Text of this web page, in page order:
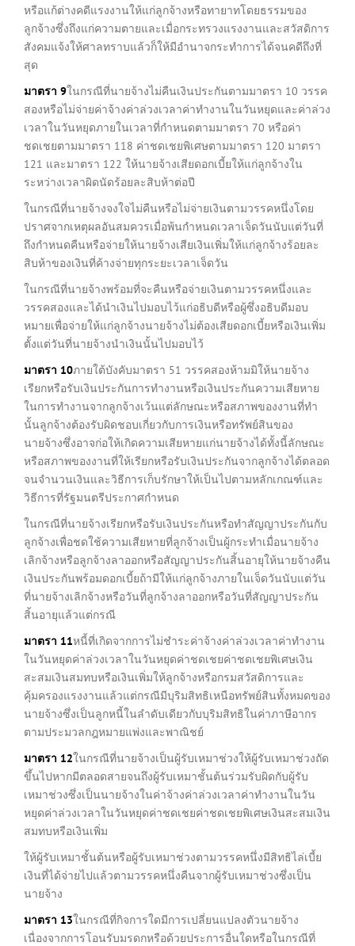
หรือแก้ต่างคดีแรงงานให้แก่ลูกจ้างหรือทายาทโดยธรรมของ
ลูกจ้างซึ่งถึงแก่ความตายและเมื่อกระทรวงแรงงานและสวัสดิการ
สังคมแจ้งให้ศาลทราบแล้วก็ให้มีอำนาจกระทำการได้จนคดีถึงที่
สุด
มาตรา 9ในกรณีที่นายจ้างไม่คืนเงินประกันตามมาตรา 10 วรรค
สองหรือไม่จ่ายค่าจ้างค่าล่วงเวลาค่าทำงานในวันหยุดและค่าล่วง
เวลาในวันหยุดภายในเวลาที่กำหนดตามมาตรา 70 หรือค่า
ชดเชยตามมาตรา 118 ค่าชดเชยพิเศษตามมาตรา 120 มาตรา
121 และมาตรา 122 ให้นายจ้างเสียดอกเบี้ยให้แก่ลูกจ้างใน
ระหว่างเวลาผิดนัดร้อยละสิบห้าต่อปี
ในกรณีที่นายจ้างจงใจไม่คืนหรือไม่จ่ายเงินตามวรรคหนึ่งโดย
ปราศจากเหตุผลอันสมควรเมื่อพ้นกำหนดเวลาเจ็ดวันนับแต่วันที่
ถึงกำหนดคืนหรือจ่ายให้นายจ้างเสียเงินเพิ่มให้แก่ลูกจ้างร้อยละ
สิบห้าของเงินที่ค้างจ่ายทุกระยะเวลาเจ็ดวัน
ในกรณีที่นายจ้างพร้อมที่จะคืนหรือจ่ายเงินตามวรรคหนึ่งและ
วรรคสองและได้นำเงินไปมอบไว้แก่อธิบดีหรือผู้ซึ่งอธิบดีมอบ
หมายเพื่อจ่ายให้แก่ลูกจ้างนายจ้างไม่ต้องเสียดอกเบี้ยหรือเงินเพิ่ม
ตั้งแต่วันที่นายจ้างนำเงินนั้นไปมอบไว้
มาตรา 10ภายใต้บังคับมาตรา 51 วรรคสองห้ามมิให้นายจ้าง
เรียกหรือรับเงินประกันการทำงานหรือเงินประกันความเสียหาย
ในการทำงานจากลูกจ้างเว้นแต่ลักษณะหรือสภาพของงานที่ทำ
นั้นลูกจ้างต้องรับผิดชอบเกี่ยวกับการเงินหรือทรัพย์สินของ
นายจ้างซึ่งอาจก่อให้เกิดความเสียหายแก่นายจ้างได้ทั้งนี้ลักษณะ
หรือสภาพของงานที่ให้เรียกหรือรับเงินประกันจากลูกจ้างได้ตลอด
จนจำนวนเงินและวิธีการเก็บรักษาให้เป็นไปตามหลักเกณฑ์และ
วิธีการที่รัฐมนตรีประกาศกำหนด
ในกรณีที่นายจ้างเรียกหรือรับเงินประกันหรือทำสัญญาประกันกับ
ลูกจ้างเพื่อชดใช้ความเสียหายที่ลูกจ้างเป็นผู้กระทำเมื่อนายจ้าง
เลิกจ้างหรือลูกจ้างลาออกหรือสัญญาประกันสิ้นอายุให้นายจ้างคืน
เงินประกันพร้อมดอกเบี้ยถ้ามีให้แก่ลูกจ้างภายในเจ็ดวันนับแต่วัน
ที่นายจ้างเลิกจ้างหรือวันที่ลูกจ้างลาออกหรือวันที่สัญญาประกัน
สิ้นอายุแล้วแต่กรณี
มาตรา 11หนี้ที่เกิดจากการไม่ชำระค่าจ้างค่าล่วงเวลาค่าทำงาน
ในวันหยุดค่าล่วงเวลาในวันหยุดค่าชดเชยค่าชดเชยพิเศษเงิน
สะสมเงินสมทบหรือเงินเพิ่มให้ลูกจ้างหรือกรมสวัสดิการและ
คุ้มครองแรงงานแล้วแต่กรณีมีบุริมสิทธิเหนือทรัพย์สินทั้งหมดของ
นายจ้างซึ่งเป็นลูกหนี้ในลำดับเดียวกับบุริมสิทธิในค่าภาษีอากร
ตามประมวลกฎหมายแพ่งและพาณิชย์
มาตรา 12ในกรณีที่นายจ้างเป็นผู้รับเหมาช่วงให้ผู้รับเหมาช่วงถัด
ขึ้นไปหากมีตลอดสายจนถึงผู้รับเหมาชั้นต้นร่วมรับผิดกับผู้รับ
เหมาช่วงซึ่งเป็นนายจ้างในค่าจ้างค่าล่วงเวลาค่าทำงานในวัน
หยุดค่าล่วงเวลาในวันหยุดค่าชดเชยค่าชดเชยพิเศษเงินสะสมเงิน
สมทบหรือเงินเพิ่ม
ให้ผู้รับเหมาชั้นต้นหรือผู้รับเหมาช่วงตามวรรคหนึ่งมีสิทธิไล่เบี้ย
เงินที่ได้จ่ายไปแล้วตามวรรคหนึ่งคืนจากผู้รับเหมาช่วงซึ่งเป็น
นายจ้าง
มาตรา 13ในกรณีที่กิจการใดมีการเปลี่ยนแปลงตัวนายจ้าง
เนื่องจากการโอนรับมรดกหรือด้วยประการอื่นใดหรือในกรณีที่